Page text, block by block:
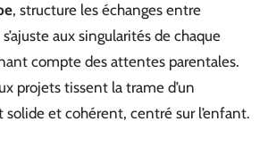
, structure les échanges entre
aux singularités de chaque
compte des attentes parentales.
projets tissent la trame d’un
et cohérent, centré sur l’enfant.